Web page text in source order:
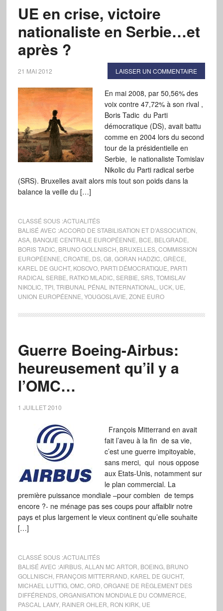
UE en crise, victoire
nationaliste en Serbie…et
après ?
21 MAI 2012 LAISSER UN COMMENTAIRE
En mai 2008, par 50,56% des
voix contre 47,72% à son rival ,
Boris Tadic du Parti
démocratique (DS), avait battu
comme en 2004 lors du second
tour de la présidentielle en
Serbie, le nationaliste Tomislav
Nikolic du Parti radical serbe
(SRS). Bruxelles avait alors mis tout son poids dans la
balance la veille du […]
CLASSÉ SOUS :ACTUALITÉS
BALISÉ AVEC :ACCORD DE STABILISATION ET D’ASSOCIATION
ASA, BANQUE CENTRALE EUROPÉENNE BCE BELGRADE
BORIS TADIC BRUNO GOLLNISCH BRUXELLES, COMMISSION
EUROPÉENNE CROATIE DS, G8 GORAN HADZIC GRÈCE
KAREL DE GUCHT, KOSOVO, PARTI DÉMOCRATIQUE PARTI
RADICAL SERBE RATKO MLADIC SERBIE SRS, TOMISLAV
NIKOLIC TPI, TRIBUNAL PÉNAL INTERNATIONAL UCK, UE
UNION EUROPÉENNE YOUGOSLAVIE ZONE EURO
Guerre Boeing-Airbus:
heureusement qu’il y a
l’OMC…
1 JUILLET 2010
François Mitterrand en avait
fait l’aveu à la fin de sa vie,
c’est une guerre impitoyable,
sans merci, qui nous oppose
aux Etats-Unis, notamment sur
le plan commercial. La
première puissance mondiale –pour combien de temps
encore ?- ne ménage pas ses coups pour affaiblir notre
pays et plus largement le vieux continent qu’elle souhaite
[…]
CLASSÉ SOUS :ACTUALITÉS
BALISÉ AVEC :AIRBUS, ALLAN MC ARTOR BOEING, BRUNO
GOLLNISCH FRANÇOIS MITTERRAND KAREL DE GUCHT,
MICHAEL LUTTIG, OMC ORD ORGANE DE RÈGLEMENT DES
DIFFÉRENDS, ORGANISATION MONDIALE DU COMMERCE
PASCAL LAMY, RAINER OHLER RON KIRK, UE